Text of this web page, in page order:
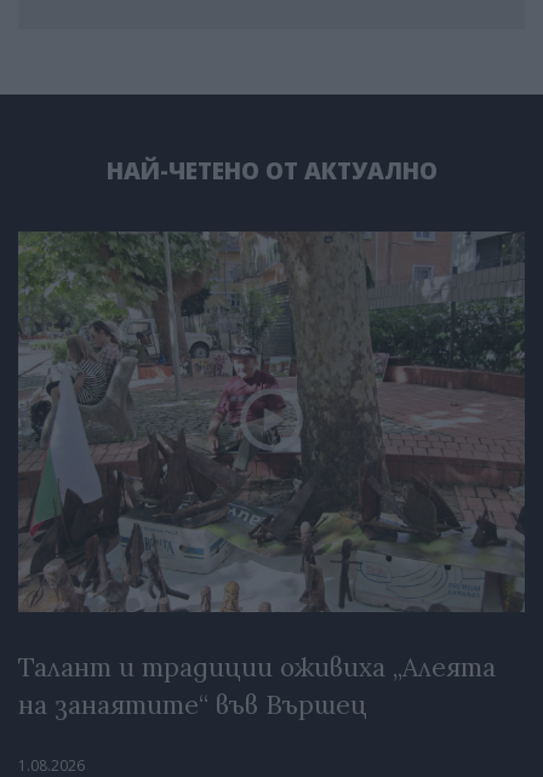
НАЙ-ЧЕТЕНО ОТ АКТУАЛНО
Талант и традиции оживиха „Алеята
на занаятите“ във Вършец
1.08.2026